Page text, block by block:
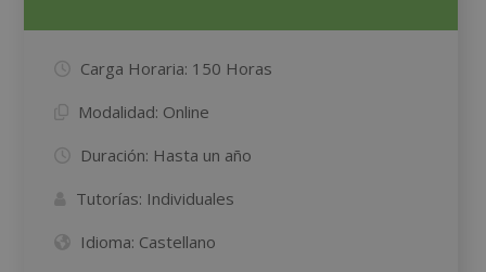
Carga Horaria: 150 Horas
Modalidad: Online
Duración: Hasta un año
Tutorías: Individuales
Idioma: Castellano